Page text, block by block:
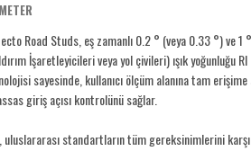
Road Studs, eş zamanlı 0.2 ° (veya 0.33 °) ve 1
İşaretleyicileri veya yol çivileri) ışık yoğunluğu RI
sayesinde, kullanıcı ölçüm alanına tam
giriş açısı kontrolünü sağlar.
uluslararası standartların tüm gereksinimlerini